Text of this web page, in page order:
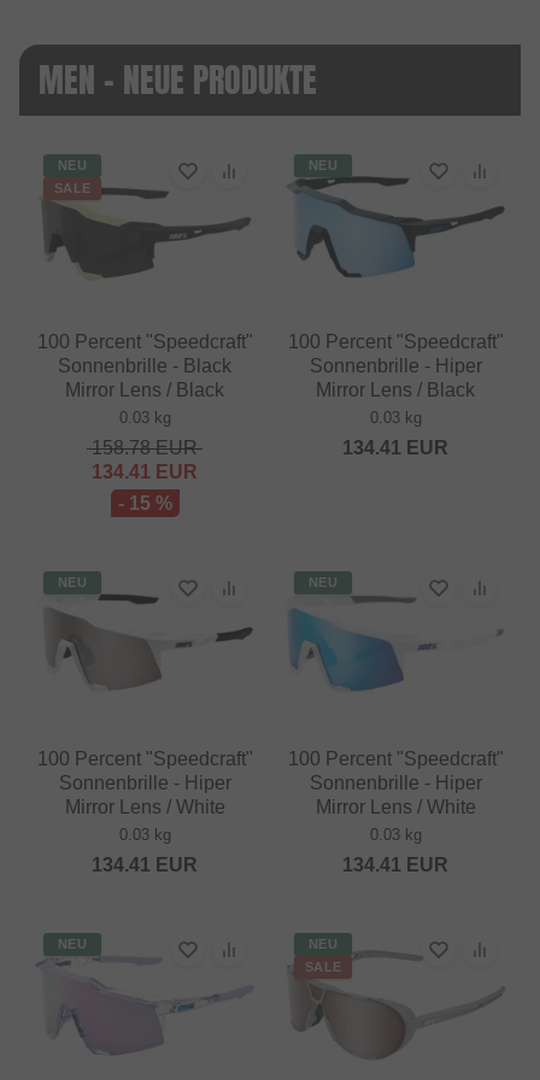
MEN - NEUE PRODUKTE
NEU
SALE
100 Percent "Speedcraft"
Sonnenbrille - Black
Mirror Lens / Black
0.03 kg
158.78EUR
134.41 EUR
- 15 %
NEU
100 Percent "Speedcraft"
Sonnenbrille - Hiper
Mirror Lens / Black
0.03 kg
134.41 EUR
NEU
100 Percent "Speedcraft"
Sonnenbrille - Hiper
Mirror Lens / White
0.03 kg
134.41 EUR
NEU
100 Percent "Speedcraft"
Sonnenbrille - Hiper
Mirror Lens / White
0.03 kg
134.41 EUR
NEU
NEU
SALE